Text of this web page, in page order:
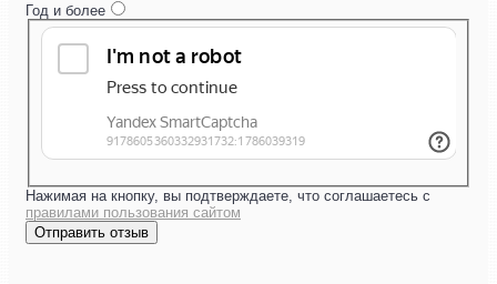
Год и более
Нажимая на кнопку, вы подтверждаете, что соглашаетесь с
правилами пользования сайтом
Отправить отзыв